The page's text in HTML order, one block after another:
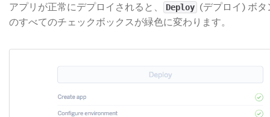
アプリが正常にデプロイされると、 Deploy (デプロイ) ボタ
のすべてのチェックボックスが緑色に変わります。